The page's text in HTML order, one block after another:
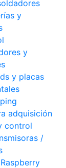
y
y
y placas
adquisición
control
/